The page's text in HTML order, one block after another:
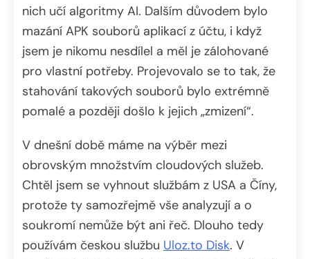
nich učí algoritmy AI. Dalším důvodem bylo
mazání APK souborů aplikací z účtu, i když
jsem je nikomu nesdílel a měl je zálohované
pro vlastní potřeby. Projevovalo se to tak, že
stahování takových souborů bylo extrémně
pomalé a později došlo k jejich „zmizení“.
V dnešní době máme na výběr mezi
obrovským množstvím cloudových služeb.
Chtěl jsem se vyhnout službám z USA a Číny,
protože ty samozřejmě vše analyzují a o
soukromí nemůže být ani řeč. Dlouho tedy
používám českou službu Uloz.to Disk. V